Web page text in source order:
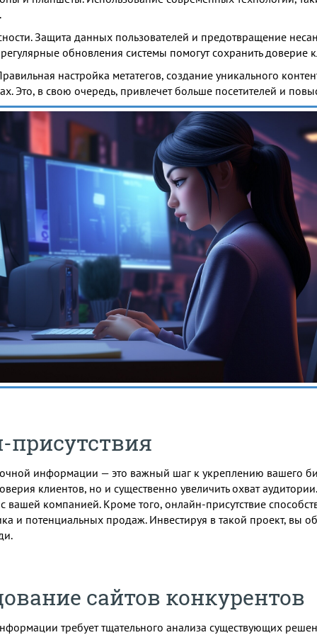
Защита данных пользователей и предотвращение
обновления системы помогут сохранить доверие
настройка метатегов, создание уникального
Это, в свою очередь, привлечет больше посетителей и
информации — это важный шаг к укреплению вашего
клиентов, но и существенно увеличить охват
вашей компанией. Кроме того, онлайн-присутствие
и потенциальных продаж. Инвестируя в такой проект, вы
сайтов конкурентов
требует тщательного анализа существующих